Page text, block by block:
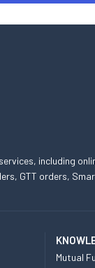
including
GTT orders,
Mutual